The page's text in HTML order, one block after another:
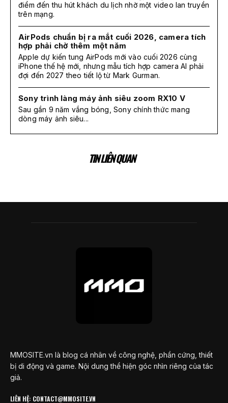
điểm đến thu hút khách du lịch nhờ một video lan truyền
trên mạng.
AirPods chuẩn bị ra mắt cuối 2026, camera tích
hợp phải chờ thêm một năm
Apple dự kiến tung AirPods mới vào cuối 2026 cùng
iPhone thế hệ mới, nhưng mẫu tích hợp camera AI phải
đợi đến 2027 theo tiết lộ từ Mark Gurman.
Sony trình làng máy ảnh siêu zoom RX10 V
Sau gần 9 năm vắng bóng, Sony chính thức mang
dòng máy ảnh siêu...
TIN LIÊN QUAN
MMOSITE.vn là blog cá nhân về công nghệ, phần cứng, thiết
bị di động và game. Nội dung thể hiện góc nhìn riêng của tác
giả.
LIÊN HỆ: CONTACT@MMOSITE.VN